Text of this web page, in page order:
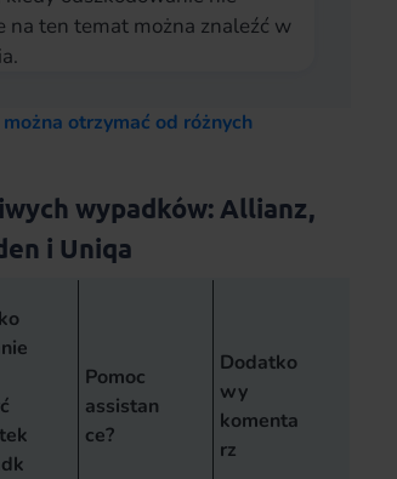
na ten temat można znaleźć w
otrzymać od różnych
wypadków: Allianz,
i Uniqa
Pomoc
assistan
ce?
Dodatko
wy
komenta
rz